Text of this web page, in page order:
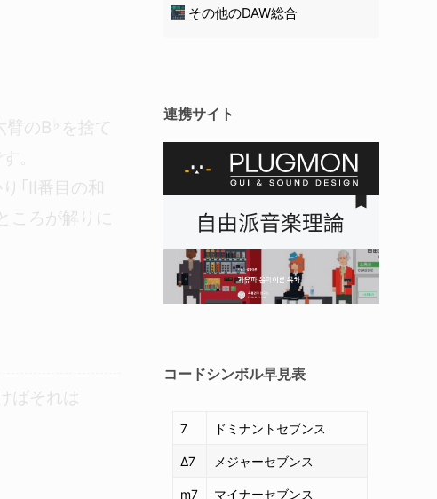
臂のB ♭ を捨て
。
「II番目の和
ころが解りに
ばそれは
その他のDAW総合
連携サイト
コードシンボル早見表
7
ドミナントセブンス
Δ7
メジャーセブンス
m7
マイナーセブンス